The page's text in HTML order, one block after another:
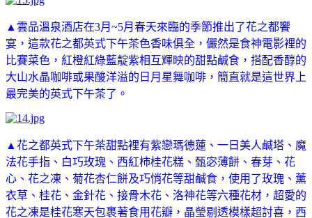
▲雲品溫泉酒店在3月~5月春天來臨的季節推出了花之都饗
宴，這款花之都英式下午茶色香味俱全，儼然是食神電影裡的
比賽菜色，紅橙紅綠藍靛紫相互輝映的甜點鹹食，搭配香醇的
大山水晶咖啡或果酸洋溢的日月星舞咖啡，簡直就是這世界上
最完美的英式下午茶了。
▲花之都英式下午茶甜點裡有紫戀瑪德蓮、一日美人鹹塔、魔
法花手指、白巧玫瑰、西紅柿桂花糕、甄宓薄餅、春芽、花
心、花之凍、菊花杏仁餅及巧悄花等甜鹹食，使用了玫瑰、薰
衣草、桂花、金針花、接骨木花、洛神花等六種花材，超愛的
花之凍是桂花寒天包裹著食用花瓣，晶瑩剔透模樣超討喜，西